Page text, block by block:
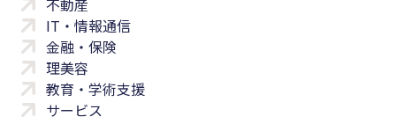
不動産
IT・情報通信
金融・保険
理美容
教育・学術支援
サービス